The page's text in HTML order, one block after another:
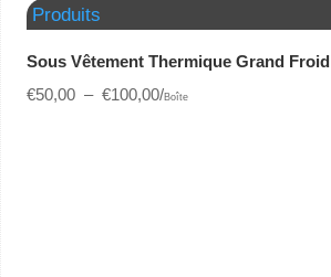
Produits
Sous Vêtement Thermique Grand Froid
€50,00 – €100,00/Boîte